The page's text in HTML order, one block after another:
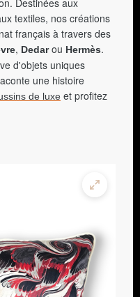
Destinées aux
textiles, nos créations
français à travers des
, Dedarou Hermès.
d'objets uniques
une histoire
de luxe et profitez